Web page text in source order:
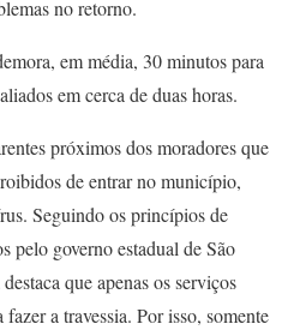
no retorno.
em média, 30 minutos para
em cerca de duas horas.
próximos dos moradores que
de entrar no município,
Seguindo os princípios de
pelo governo estadual de São
que apenas os serviços
a travessia. Por isso, somente